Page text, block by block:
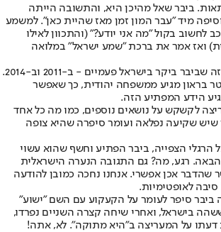
ביבר שאל מהיכן היא, והתשובה הייתה
מיד "עבר המון זמן מאז שהיית כאן". למשמע
לחשוב בקול "מה אני יודע?" (והתכוון לאילו
ואז אמר את ברכת "שמע ישראל" במלואה
צריך להזכיר בהקשר הזה שביבר ביקר בישראל פעמיים - ב-2011 וב-2014.
בראון מגיע ממשפחה יהודית, כך שאפשר
הידע המפתיע הזה.
לקשקש על נושאים נוספים, כמו מה כל אחד
שקיעה נפלאה ועומר סיפרה שהיא צופה
הרגלי הצפייה, ביבר הפתיע וחשף שהוא עשוי
רגע, מה? גם התגובה הנערה הישראלית
שהדבר אכן אפשרי. אנחנו נחכה כמובן להודעה
לאופטימיות.
סיפר לעומר על הקעקוע עם השם "ישוע"
בישראל, ואחרי שיחה קצרה השניים נפרדו,
דעתו על המעריצה ב"היא מתוקה". לא, אתה!